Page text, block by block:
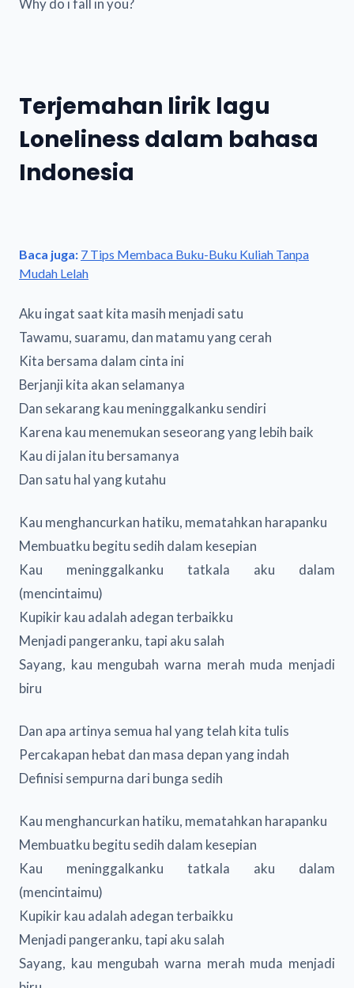
Why do i fall in you?
Terjemahan lirik lagu
Loneliness dalam bahasa
Indonesia
Baca juga: 7 Tips Membaca Buku-Buku Kuliah Tanpa
Mudah Lelah
Aku ingat saat kita masih menjadi satu
Tawamu, suaramu, dan matamu yang cerah
Kita bersama dalam cinta ini
Berjanji kita akan selamanya
Dan sekarang kau meninggalkanku sendiri
Karena kau menemukan seseorang yang lebih baik
Kau di jalan itu bersamanya
Dan satu hal yang kutahu
Kau menghancurkan hatiku, mematahkan harapanku
Membuatku begitu sedih dalam kesepian
Kau meninggalkanku tatkala aku dalam
(mencintaimu)
Kupikir kau adalah adegan terbaikku
Menjadi pangeranku, tapi aku salah
Sayang, kau mengubah warna merah muda menjadi
biru
Dan apa artinya semua hal yang telah kita tulis
Percakapan hebat dan masa depan yang indah
Definisi sempurna dari bunga sedih
Kau menghancurkan hatiku, mematahkan harapanku
Membuatku begitu sedih dalam kesepian
Kau meninggalkanku tatkala aku dalam
(mencintaimu)
Kupikir kau adalah adegan terbaikku
Menjadi pangeranku, tapi aku salah
Sayang, kau mengubah warna merah muda menjadi